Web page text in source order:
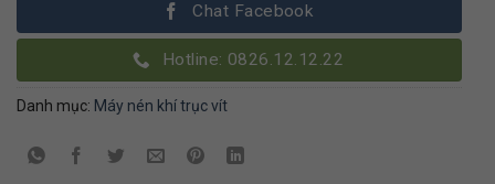
Chat Facebook
Hotline: 0826.12.12.22
Danh mục: Máy nén khí trục vít